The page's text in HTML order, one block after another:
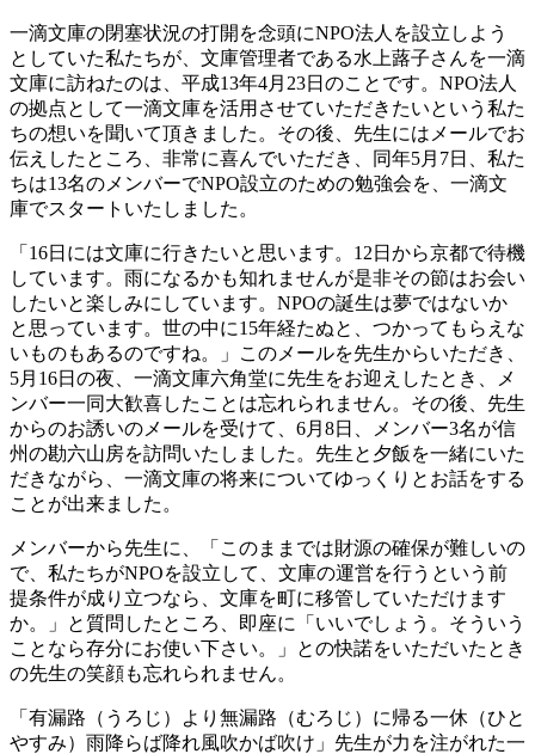
一滴文庫の閉塞状況の打開を念頭にNPO法人を設立しよう
としていた私たちが、文庫管理者である水上蕗子さんを一滴
文庫に訪ねたのは、平成13年4月23日のことです。NPO法人
の拠点として一滴文庫を活用させていただきたいという私た
ちの想いを聞いて頂きました。その後、先生にはメールでお
伝えしたところ、非常に喜んでいただき、同年5月7日、私た
ちは13名のメンバーでNPO設立のための勉強会を、一滴文
庫でスタートいたしました。
「16日には文庫に行きたいと思います。12日から京都で待機
しています。雨になるかも知れませんが是非その節はお会い
したいと楽しみにしています。NPOの誕生は夢ではないか
と思っています。世の中に15年経たぬと、つかってもらえな
いものもあるのですね。」このメールを先生からいただき、
5月16日の夜、一滴文庫六角堂に先生をお迎えしたとき、メ
ンバー一同大歓喜したことは忘れられません。その後、先生
からのお誘いのメールを受けて、6月8日、メンバー3名が信
州の勘六山房を訪問いたしました。先生と夕飯を一緒にいた
だきながら、一滴文庫の将来についてゆっくりとお話をする
ことが出来ました。
メンバーから先生に、「このままでは財源の確保が難しいの
で、私たちがNPOを設立して、文庫の運営を行うという前
提条件が成り立つなら、文庫を町に移管していただけます
か。」と質問したところ、即座に「いいでしょう。そういう
ことなら存分にお使い下さい。」との快諾をいただいたとき
の先生の笑顔も忘れられません。
「有漏路（うろじ）より無漏路（むろじ）に帰る一休（ひと
やすみ）雨降らば降れ風吹かば吹け」先生が力を注がれた一